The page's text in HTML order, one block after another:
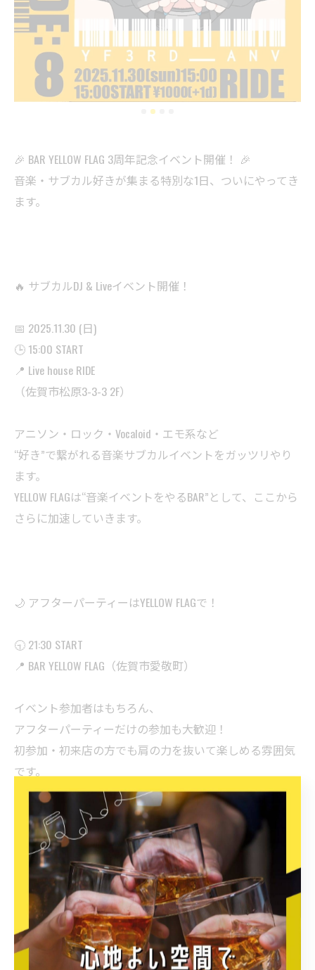
🎉 BAR YELLOW FLAG 3周年記念イベント開催！ 🎉
音楽・サブカル好きが集まる特別な1日、ついにやってき
ます。
🔥 サブカルDJ & Liveイベント開催！
📅 2025.11.30 (日)
🕒 15:00 START
📍 Live house RIDE
（佐賀市松原3-3-3 2F）
アニソン・ロック・Vocaloid・エモ系など
“好き”で繋がれる音楽サブカルイベントをガッツリやり
ます。
YELLOW FLAGは“音楽イベントをやるBAR”として、ここから
さらに加速していきます。
🌙 アフターパーティーはYELLOW FLAGで！
🕤 21:30 START
📍 BAR YELLOW FLAG（佐賀市愛敬町）
イベント参加者はもちろん、
アフターパーティーだけの参加も大歓迎！
初参加・初来店の方でも肩の力を抜いて楽しめる雰囲気
です。
🎧 音楽が好きなら誰でもウェルカム
・佐賀で音楽イベントを探してた人
・サブカル好きと繋がりたい人
・BAR YELLOW FLAGが気になってた人
・ひとり参加も全然OK